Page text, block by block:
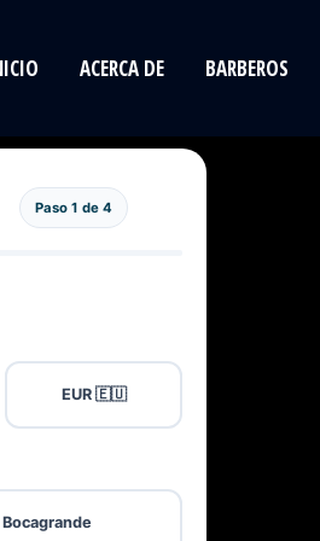
ACERCA DE BARBEROS
Paso 1 de 4
EUR 🇪🇺
Bocagrande